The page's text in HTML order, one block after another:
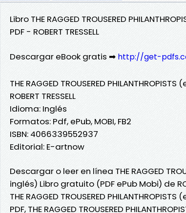
Libro THE RAGGED TROUSERED
PDF - ROBERT TRESSELL
Descargar eBook gratis ➡ http://get-
THE RAGGED TROUSERED
ROBERT TRESSELL
Idioma: Inglés
Formatos: Pdf, ePub, MOBI, FB2
ISBN: 4066339552937
Editorial: E-artnow
Descargar o leer en línea THE RAGGED
inglés) Libro gratuito (PDF ePub Mobi) de
THE RAGGED TROUSERED
PDF, THE RAGGED TROUSERED